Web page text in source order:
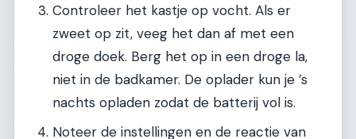
Controleer het kastje op vocht. Als er
zweet op zit, veeg het dan af met een
droge doek. Berg het op in een droge la,
niet in de badkamer. De oplader kun je ’s
nachts opladen zodat de batterij vol is.
Noteer de instellingen en de reactie van